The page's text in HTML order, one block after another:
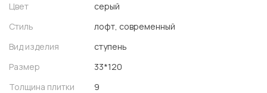
Цвет
серый
Стиль
лофт, современный
Вид изделия
ступень
Размер
33*120
Толщина плитки
9